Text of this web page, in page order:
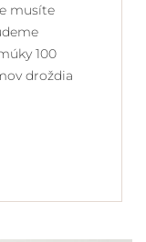
musíte
100
droždia